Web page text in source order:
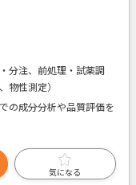
分注、前処理・試薬調
物性測定）
の成分分析や品質評価を
気になる